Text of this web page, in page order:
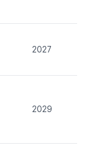
2027
2029